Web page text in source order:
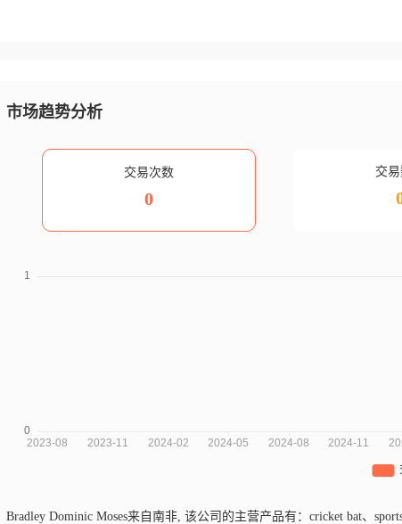
市场趋势分析
交易次数
0
交
Bradley Dominic Moses来自南非, 该公司的主营产品有：cricket bat、